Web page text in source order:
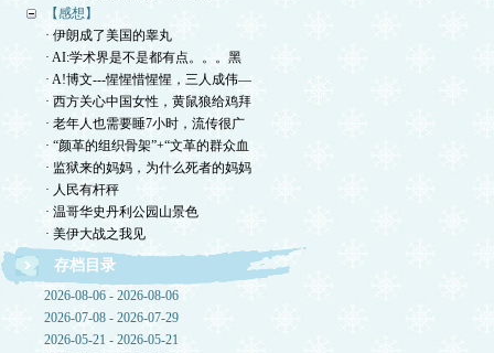
【感想】
· 伊朗成了美国的睾丸
· AI:学术界是不是都有点。。。黑
· A!博文---惺惺惜惺惺，三人成伟—
· 西方关心中国女性，黄鼠狼给鸡拜
· 老年人也需要睡7小时，流传很广
· “颜革的组织骨架”+“文革的群众血
· 监狱来的妈妈，为什么死者的妈妈
· 人民有杆秤
· 温哥华史丹利公园山景色
· 美伊大战之我见
存档目录
2026-08-06 - 2026-08-06
2026-07-08 - 2026-07-29
2026-05-21 - 2026-05-21